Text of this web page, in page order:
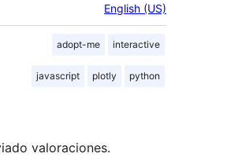
English (US)
adopt-me interactive
javascript plotly python
valoraciones.